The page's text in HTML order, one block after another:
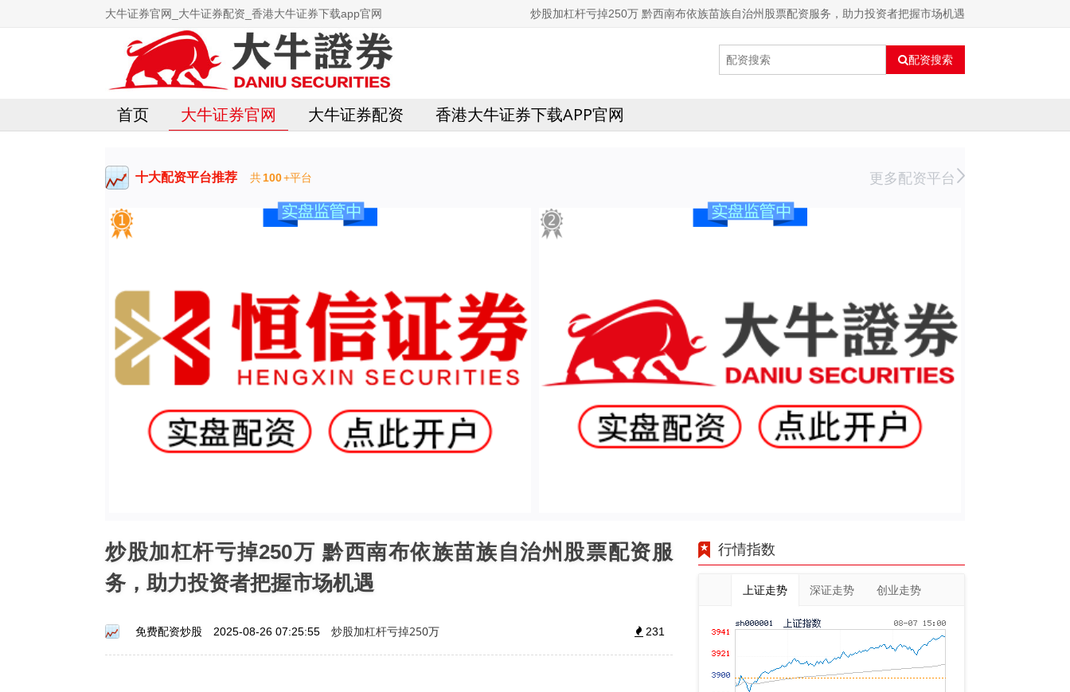
大牛证券官网_大牛证券配资_香港大牛证券下载app官网 炒股加杠杆亏掉250万 黔西南布依族苗族自治州股票配资服务，助力投资者把握市场机遇
配资搜索
首页 大牛证券官网 大牛证券配资 香港大牛证券下载APP官网
十大配资平台推荐 共100+平台 更多配资平台
炒股加杠杆亏掉250万 黔西南布依族苗族自治州股票配资服
务，助力投资者把握市场机遇
免费配资炒股 2025-08-26 07:25:55 炒股加杠杆亏掉250万 231
行情指数
上证走势 深证走势 创业走势